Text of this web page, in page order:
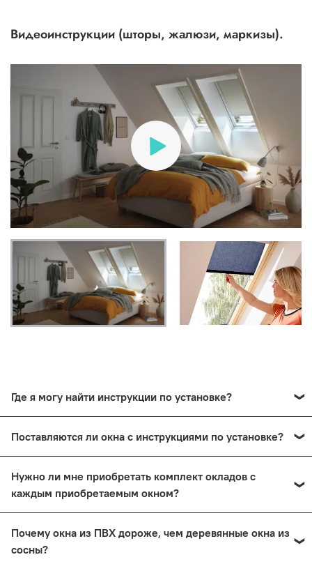
Видеоинструкции (шторы, жалюзи, маркизы).
Где я могу найти инструкции по установке?
странице в разделе "инструкции". На некоторых
товарах также доступна видеоинструкция установки.
Поставляются ли окна с инструкциями по установке?
бумаге.
Нужно ли мне приобретать комплект окладов с
каждым приобретаемым окном?
установки мансардных окон с различными
кровельными материалами. Они предназначены для
Почему окна из ПВХ дороже, чем деревянные окна из
сосны?